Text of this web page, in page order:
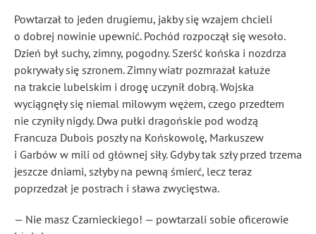
Powtarzał to jeden drugiemu, jakby się wzajem chcieli
o dobrej nowinie upewnić. Pochód rozpoczął się wesoło.
Dzień był suchy, zimny, pogodny. Szerść końska i nozdrza
pokrywały się szronem. Zimny wiatr pozmrażał kałuże
na trakcie lubelskim i drogę uczynił dobrą. Wojska
wyciągnęły się niemal milowym wężem, czego przedtem
nie czyniły nigdy. Dwa pułki dragońskie pod wodzą
Francuza Dubois poszły na Końskowolę, Markuszew
i Garbów w mili od głównej siły. Gdyby tak szły przed trzema
jeszcze dniami, szłyby na pewną śmierć, lecz teraz
poprzedzał je postrach i sława zwycięstwa.
— Nie masz Czarnieckiego! — powtarzali sobie oficerowie